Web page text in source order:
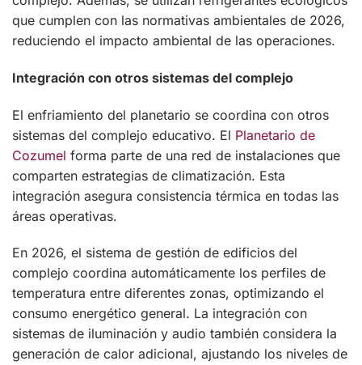
que cumplen con las normativas ambientales de 2026,
reduciendo el impacto ambiental de las operaciones.
Integración con otros sistemas del complejo
El enfriamiento del planetario se coordina con otros
sistemas del complejo educativo. El Planetario de
Cozumel forma parte de una red de instalaciones que
comparten estrategias de climatización. Esta
integración asegura consistencia térmica en todas las
áreas operativas.
En 2026, el sistema de gestión de edificios del
complejo coordina automáticamente los perfiles de
temperatura entre diferentes zonas, optimizando el
consumo energético general. La integración con
sistemas de iluminación y audio también considera la
generación de calor adicional, ajustando los niveles de